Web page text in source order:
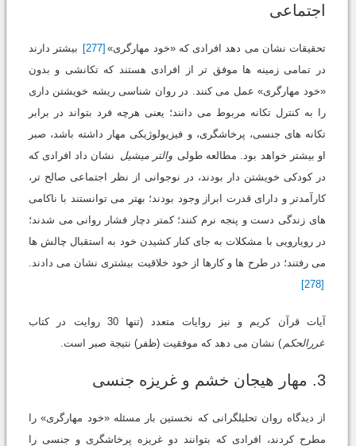
اجتماعی
تحقیقات نشان می دهد افرادی که «خود مهارگری» [277]
بیشتر دارند
در تمامی زمینه ها موفق تر از افرادی هستند که تکانشی و بدون
«خود مهارگری» عمل می کنند. در روان شناسی ریشه خویشتن داری
را به کنترل تکانه مربوط می دانند؛ یعنی هرچه فرد بتواند در برابر
تکانه های جنسی، پرخاشگری، و فیزیولوژیکی مهار داشته باشد، صبر
او بیشتر خواهد بود. مطالعه طولی والتر میشیل نشان داد افرادی که
در کودکی خویشتن دار بودند، در نوجوانی از نظر اجتماعی صالح تر،
کارآمدتر و دارای قدرت ابراز وجود بودند؛ بهتر می توانستند با ناکامی
های زندگی دست و پنجه نرم کنند؛ کمتر دچار فشار روانی می شدند؛
در رویارویی با مشکلات به جای کنار کشیدن خود به استقبال چالش ها
می رفتند؛ در طرح ها و کارها از خود خلاقیت بیشتری نشان می دادند.
[278]
آیات قرآن کریم و نیز روایات متعدد (تنها 30 روایت در کتاب
غررالحکم ) نشان می دهد که موفقیت (ظفر) نتیجة صبر است.
3. مهار هیجان خشم و غریزه جنسی
از دیدگاه روان تحلیلگرانی که نخستین بار مسئله «خود مهارگری» را
مطرح کردند، افرادی که بتوانند دو غریزه پرخاشگری و جنسی را